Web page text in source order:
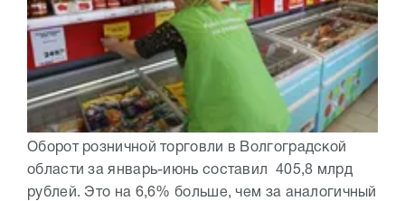
Оборот розничной торговли в Волгоградской
области за январь-июнь составил 405,8 млрд
рублей. Это на 6,6% больше, чем за аналогичный